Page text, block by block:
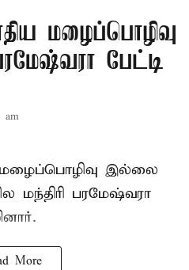
மழைப்பொழிவு
பேட்டி
am
மழைப்பொழிவு இல்லை
மந்திரி பரமேஷ்வரா
More